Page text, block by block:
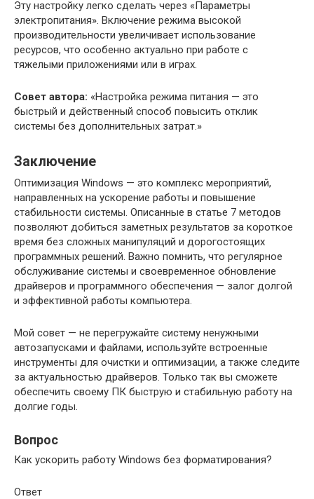
Эту настройку легко сделать через «Параметры
электропитания». Включение режима высокой
производительности увеличивает использование
ресурсов, что особенно актуально при работе с
тяжелыми приложениями или в играх.
Совет автора: «Настройка режима питания — это
быстрый и действенный способ повысить отклик
системы без дополнительных затрат.»
Заключение
Оптимизация Windows — это комплекс мероприятий,
направленных на ускорение работы и повышение
стабильности системы. Описанные в статье 7 методов
позволяют добиться заметных результатов за короткое
время без сложных манипуляций и дорогостоящих
программных решений. Важно помнить, что регулярное
обслуживание системы и своевременное обновление
драйверов и программного обеспечения — залог долгой
и эффективной работы компьютера.
Мой совет — не перегружайте систему ненужными
автозапусками и файлами, используйте встроенные
инструменты для очистки и оптимизации, а также следите
за актуальностью драйверов. Только так вы сможете
обеспечить своему ПК быструю и стабильную работу на
долгие годы.
Вопрос
Как ускорить работу Windows без форматирования?
Ответ